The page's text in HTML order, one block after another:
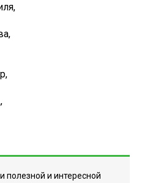
полезной и интересной